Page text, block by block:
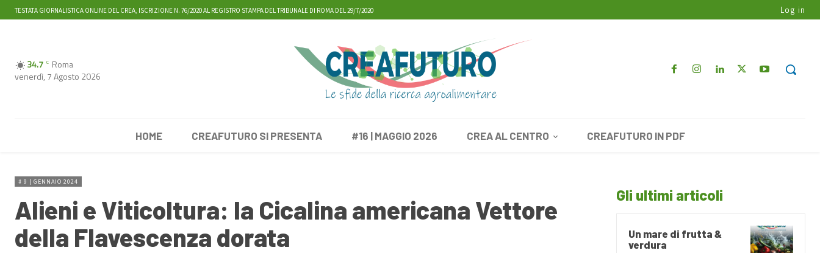
TESTATA GIORNALISTICA ONLINE DEL CREA, ISCRIZIONE N. 76/2020 AL REGISTRO STAMPA DEL TRIBUNALE DI ROMA DEL 29/7/2020 Log in
34.7 C Roma
venerdì, 7 Agosto 2026
HOME CREAFUTURO SI PRESENTA #16 | MAGGIO 2026 CREA AL CENTRO CREAFUTURO IN PDF
# 9 | GENNAIO 2024
Alieni e Viticoltura: la Cicalina americana Vettore
della Flavescenza dorata
Gli ultimi articoli
Un mare di frutta &
verdura